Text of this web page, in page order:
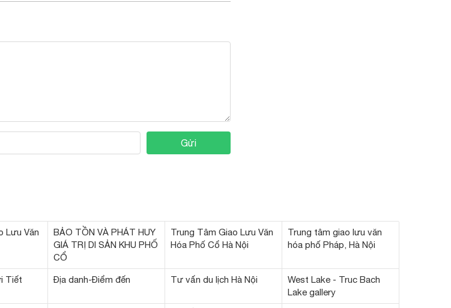
Gửi
Lưu Văn
BẢO TỒN VÀ PHÁT HUY
GIÁ TRỊ DI SẢN KHU PHỐ
CỔ
Trung Tâm Giao Lưu Văn
Hóa Phố Cổ Hà Nội
Trung tâm giao lưu văn
hóa phố Pháp, Hà Nội
Tiết Địa danh-Điểm đến Tư vấn du lịch Hà Nội
West Lake - Truc Bach
Lake gallery